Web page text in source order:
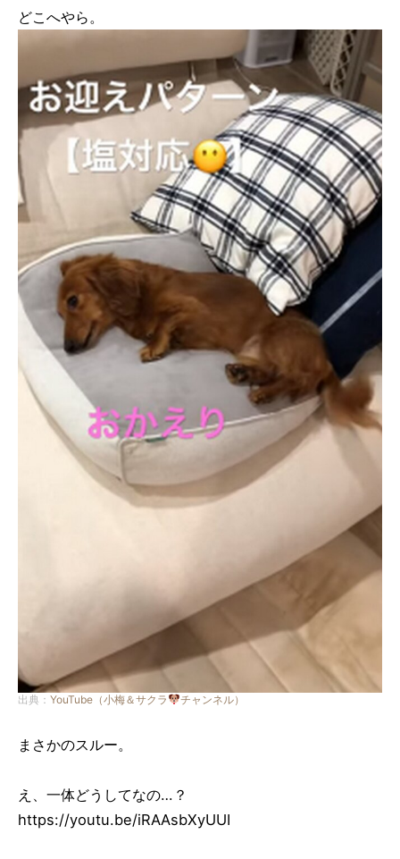
どこへやら。
出典： YouTube（小梅＆サクラ チャンネル）
まさかのスルー。
え、一体どうしてなの…？
https://youtu.be/iRAAsbXyUUI